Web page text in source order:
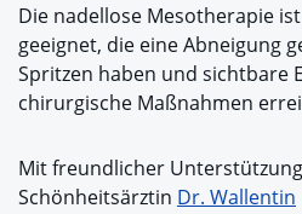
Die nadellose Mesotherapie
geeignet, die eine Abneigung
Spritzen haben und sichtbare
chirurgische Maßnahmen
Mit freundlicher
Schönheitsärztin Dr. Wallentin